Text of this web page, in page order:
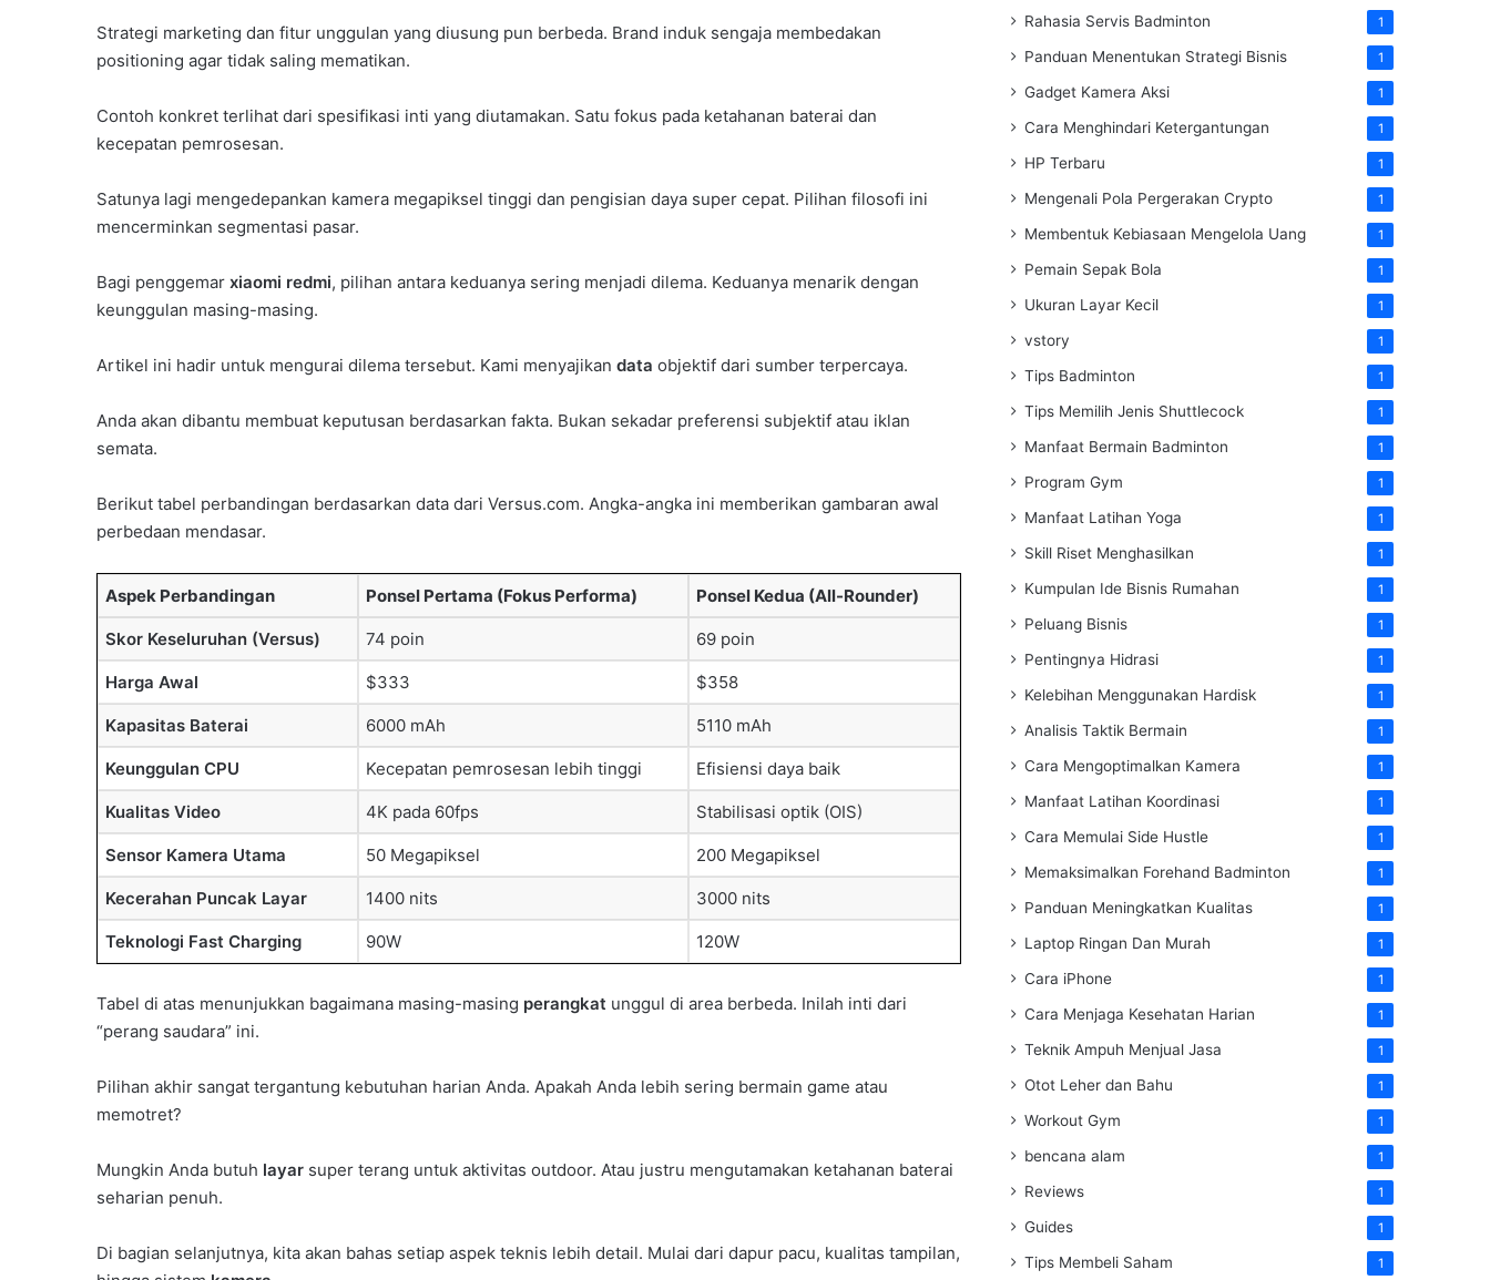
Strategi marketing dan fitur unggulan yang diusung pun berbeda. Brand induk sengaja membedakan
positioning agar tidak saling mematikan.
Contoh konkret terlihat dari spesifikasi inti yang diutamakan. Satu fokus pada ketahanan baterai dan
kecepatan pemrosesan.
Satunya lagi mengedepankan kamera megapiksel tinggi dan pengisian daya super cepat. Pilihan filosofi ini
mencerminkan segmentasi pasar.
Bagi penggemar xiaomi redmi, pilihan antara keduanya sering menjadi dilema. Keduanya menarik dengan
keunggulan masing-masing.
Artikel ini hadir untuk mengurai dilema tersebut. Kami menyajikan data objektif dari sumber terpercaya.
Anda akan dibantu membuat keputusan berdasarkan fakta. Bukan sekadar preferensi subjektif atau iklan
semata.
Berikut tabel perbandingan berdasarkan data dari Versus.com. Angka-angka ini memberikan gambaran awal
perbedaan mendasar.
Aspek Perbandingan Ponsel Pertama (Fokus Performa) Ponsel Kedua (All-Rounder)
Skor Keseluruhan (Versus) 74 poin 69 poin
Harga Awal $333 $358
Kapasitas Baterai 6000 mAh 5110 mAh
Keunggulan CPU Kecepatan pemrosesan lebih tinggi Efisiensi daya baik
Kualitas Video 4K pada 60fps Stabilisasi optik (OIS)
Sensor Kamera Utama 50 Megapiksel 200 Megapiksel
Kecerahan Puncak Layar 1400 nits 3000 nits
Teknologi Fast Charging 90W 120W
Tabel di atas menunjukkan bagaimana masing-masing perangkat unggul di area berbeda. Inilah inti dari
“perang saudara” ini.
Pilihan akhir sangat tergantung kebutuhan harian Anda. Apakah Anda lebih sering bermain game atau
memotret?
Mungkin Anda butuh layar super terang untuk aktivitas outdoor. Atau justru mengutamakan ketahanan baterai
seharian penuh.
Di bagian selanjutnya, kita akan bahas setiap aspek teknis lebih detail. Mulai dari dapur pacu, kualitas tampilan,
Rahasia Servis Badminton 1
Panduan Menentukan Strategi Bisnis 1
Gadget Kamera Aksi 1
Cara Menghindari Ketergantungan 1
HP Terbaru 1
Mengenali Pola Pergerakan Crypto 1
Membentuk Kebiasaan Mengelola Uang 1
Pemain Sepak Bola 1
Ukuran Layar Kecil 1
vstory 1
Tips Badminton 1
Tips Memilih Jenis Shuttlecock 1
Manfaat Bermain Badminton 1
Program Gym 1
Manfaat Latihan Yoga 1
Skill Riset Menghasilkan 1
Kumpulan Ide Bisnis Rumahan 1
Peluang Bisnis 1
Pentingnya Hidrasi 1
Kelebihan Menggunakan Hardisk 1
Analisis Taktik Bermain 1
Cara Mengoptimalkan Kamera 1
Manfaat Latihan Koordinasi 1
Cara Memulai Side Hustle 1
Memaksimalkan Forehand Badminton 1
Panduan Meningkatkan Kualitas 1
Laptop Ringan Dan Murah 1
Cara iPhone 1
Cara Menjaga Kesehatan Harian 1
Teknik Ampuh Menjual Jasa 1
Otot Leher dan Bahu 1
Workout Gym 1
bencana alam 1
Reviews 1
Guides 1
Tips Membeli Saham 1